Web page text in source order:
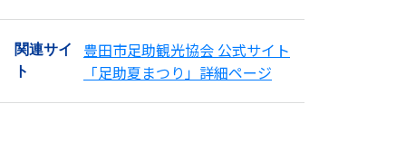
関連サイ
ト
豊田市足助観光協会 公式サイト
「足助夏まつり」詳細ページ